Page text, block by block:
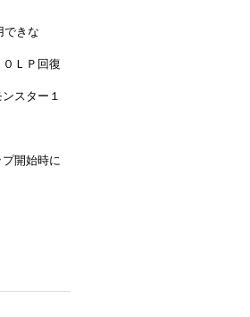
できな
ＬＰ回復
スター１
開始時に